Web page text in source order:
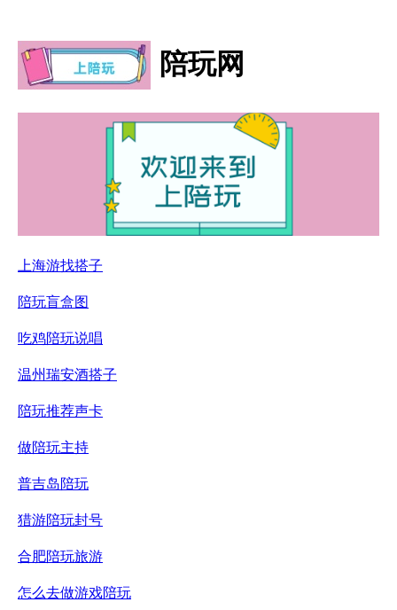
陪玩网
上海游找搭子
陪玩盲盒图
吃鸡陪玩说唱
温州瑞安酒搭子
陪玩推荐声卡
做陪玩主持
普吉岛陪玩
猎游陪玩封号
合肥陪玩旅游
怎么去做游戏陪玩